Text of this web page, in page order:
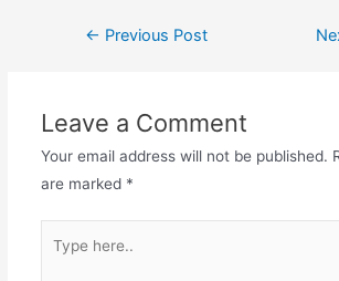
o
o
k
ai itt er
p
p
ar
Post← Previous Post
Leave a Comment
Your email address will not be published.
are marked *
here..